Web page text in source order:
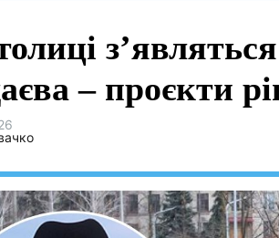
– проєкти